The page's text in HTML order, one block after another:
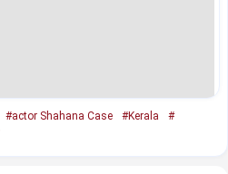
#actor Shahana Case #Kerala
#